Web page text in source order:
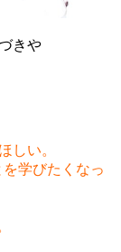
きや
しい。
学びたくなっ